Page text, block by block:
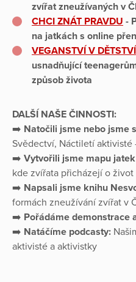
zvířat zneužívaných v
CHCI ZNÁT PRAVDU -
na jatkách s online
VEGANSTVÍ V DĚTSTVÍ
usnadňující
způsob života
DALŠÍ NAŠE ČINNOSTI:
➡️ Natočili jsme nebo jsme
Svědectví, Náctiletí
➡️ Vytvořili jsme mapu jatek
kde zvířata přicházejí o život
➡️ Napsali jsme knihu
formách zneužívání zvířat v
➡️ Pořádáme demonstrace
➡️ Natáčíme podcasty:
aktivisté a aktivistky